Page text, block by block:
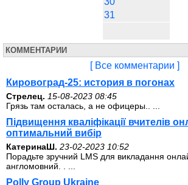
31
КОММЕНТАРИИ
[ Все комментарии ]
Кировоград-25: история в погонах
Стрелец. 15-08-2023 08:45
Грязь там осталась, а не офицеры.. ...
Підвищення кваліфікації вчителів
оптимальний вибір
КатеринаШ. 23-02-2023 10:52
Порадьте зручний LMS для викладання
англомовний. . ...
Polly Group Ukraine